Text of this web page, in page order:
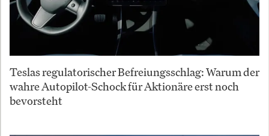
Teslas regulatorischer Befreiungsschlag: Warum der
wahre Autopilot-Schock für Aktionäre erst noch
bevorsteht